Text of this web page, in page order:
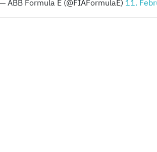
— ABB Formula E (@FIAFormulaE) 11.